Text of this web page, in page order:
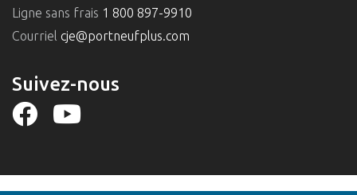
Ligne sans frais 1 800 897-9910
Courriel cje@portneufplus.com
Suivez-nous